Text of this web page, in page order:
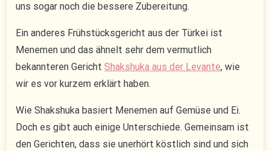
uns sogar noch die bessere Zubereitung.
Ein anderes Frühstücksgericht aus der Türkei ist
Menemen und das ähnelt sehr dem vermutlich
bekannteren GerichtShakshuka aus der Levante, wie
wir es vor kurzem erklärt haben.
Wie Shakshuka basiert Menemen auf Gemüse und Ei.
Doch es gibt auch einige Unterschiede. Gemeinsam ist
den Gerichten, dass sie unerhört köstlich sind und sich